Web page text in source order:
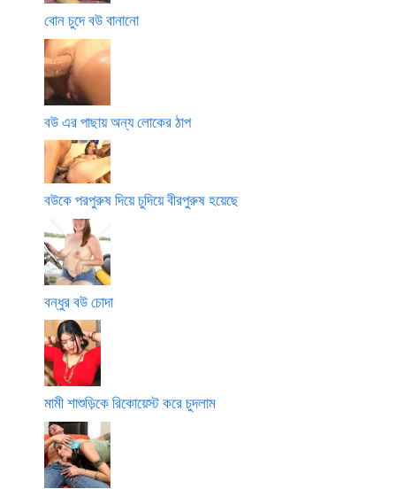
বোন চুদে বউ বানানো
বউ এর পাছায় অন্য লোকের ঠাপ
বউকে পরপুরুষ দিয়ে চুদিয়ে বীরপুরুষ হয়েছে
বন্ধুর বউ চোদা
মামী শাশুড়িকে রিকোয়েস্ট করে চুদলাম